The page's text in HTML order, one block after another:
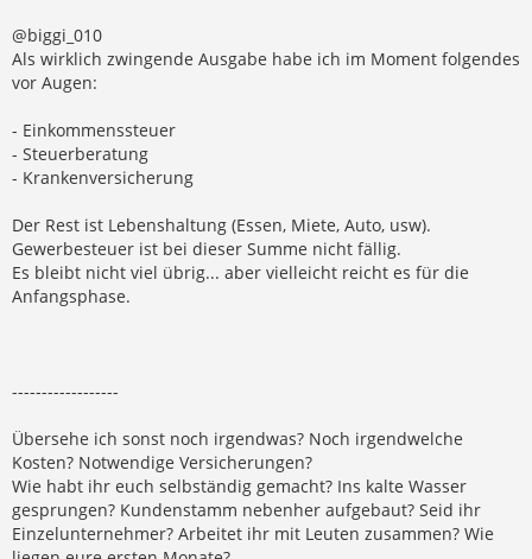
@biggi_010
Als wirklich zwingende Ausgabe habe ich im Moment folgendes
vor Augen:
- Einkommenssteuer
- Steuerberatung
- Krankenversicherung
Der Rest ist Lebenshaltung (Essen, Miete, Auto, usw).
Gewerbesteuer ist bei dieser Summe nicht fällig.
Es bleibt nicht viel übrig... aber vielleicht reicht es für die
Anfangsphase.
------------------
Übersehe ich sonst noch irgendwas? Noch irgendwelche
Kosten? Notwendige Versicherungen?
Wie habt ihr euch selbständig gemacht? Ins kalte Wasser
gesprungen? Kundenstamm nebenher aufgebaut? Seid ihr
Einzelunternehmer? Arbeitet ihr mit Leuten zusammen? Wie